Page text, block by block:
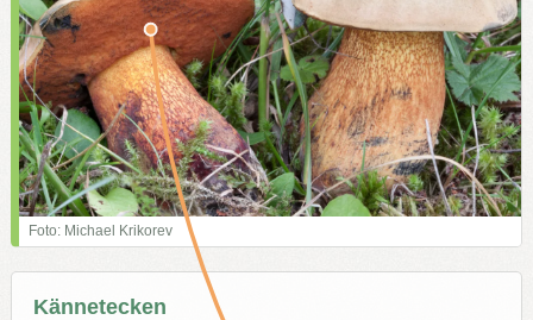
Foto: Michael Krikorev
Kännetecken